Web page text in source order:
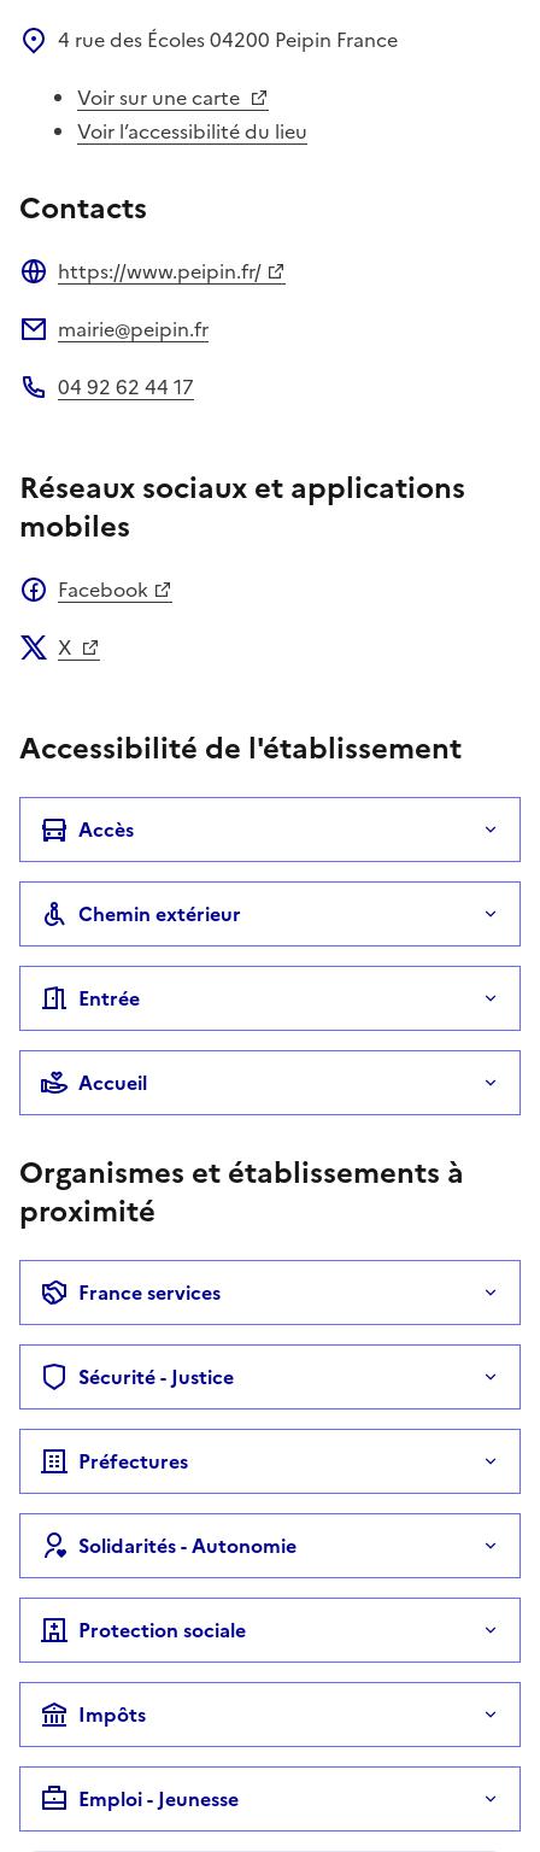
4 rue des Écoles04200 Peipin France
Voir sur une carte
Voir l’accessibilité du lieu
Contacts
https://www.peipin.fr/
mairie@peipin.fr
04 92 62 44 17
Réseaux sociaux et applications
mobiles
Facebook
X
Accessibilité de l'établissement
Accès
Chemin extérieur
Entrée
Accueil
Organismes et établissements à
proximité
France services
Sécurité - Justice
Préfectures
Solidarités - Autonomie
Protection sociale
Impôts
Emploi - Jeunesse